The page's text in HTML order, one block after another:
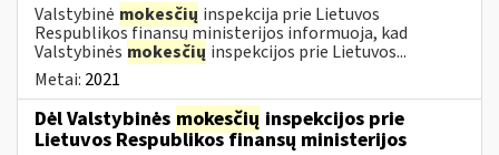
Valstybinė mokesčių inspekcija prie Lietuvos
Respublikos finansų ministerijos informuoja, kad
Valstybinės mokesčių inspekcijos prie Lietuvos...
Metai: 2021
Dėl Valstybinės mokesčių inspekcijos prie
Lietuvos Respublikos finansų ministerijos